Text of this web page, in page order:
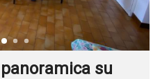
su